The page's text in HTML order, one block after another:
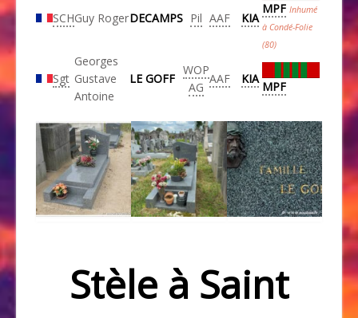
SCHGuy RogerDECAMPS Pil AAF KIA
MPF Inhumé
à Condé-Folie
(80)
Sgt
Georges
Gustave
Antoine
LE GOFF
WOP
AG
AAF KIA
MPF
Stèle à Saint